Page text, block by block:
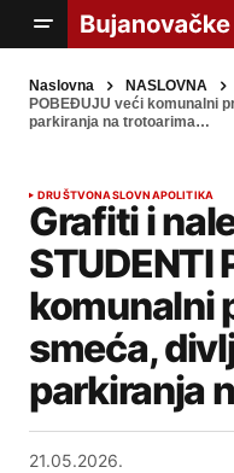
Naslovna NASLOVNA
POBEĐUJU veći komunalni
parkiranja na trotoarima…
DRUŠTVONASLOVNAPOLITIKA
Grafiti i
STUDENTI
komunalni
smeća,
parkiranja
21.05.2026.